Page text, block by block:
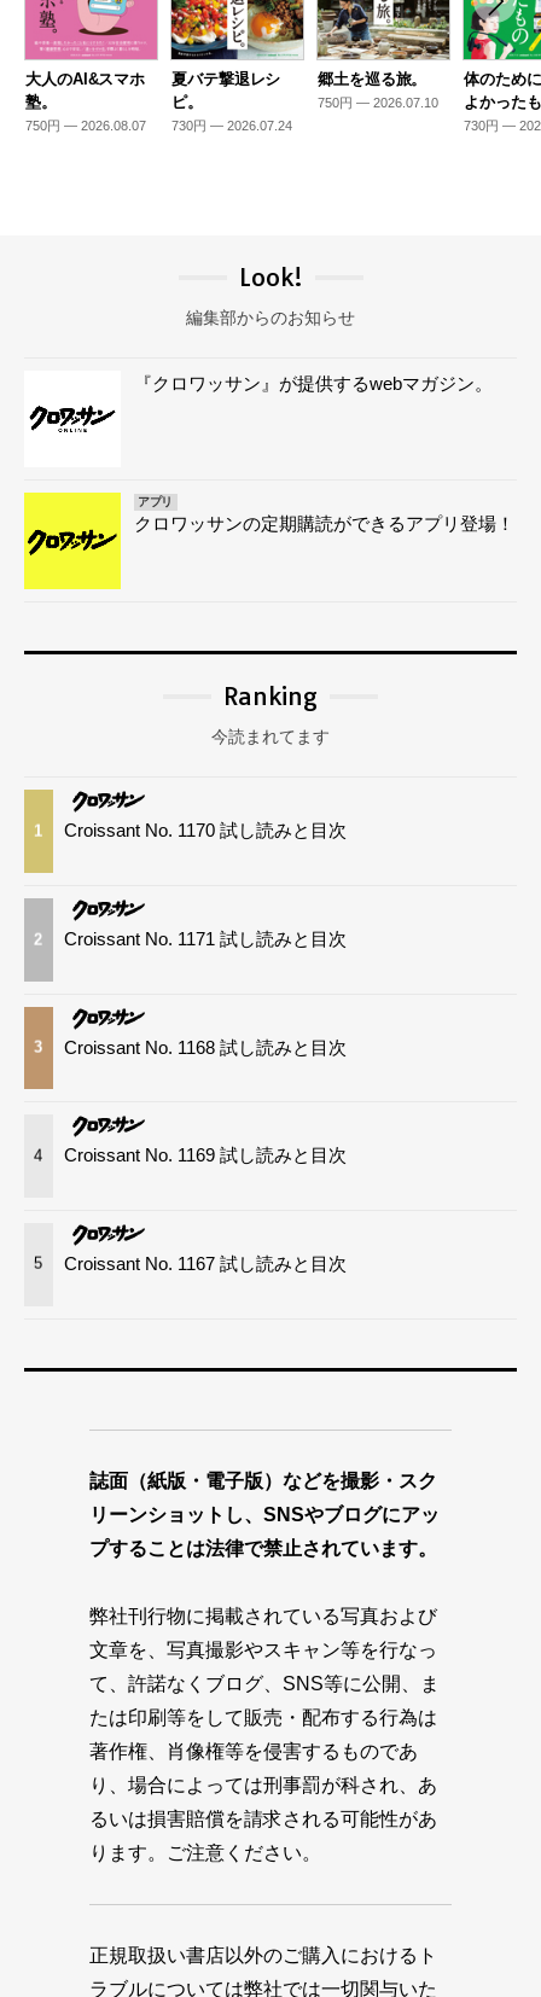
大人のAI&スマホ
塾。
750円 — 2026.08.07
夏バテ撃退レシ
ピ。
730円 — 2026.07.24
郷土を巡る旅。
750円 — 2026.07.10
体のため
よかった
730円 —
Look!
編集部からのお知らせ
『クロワッサン』が提供するwebマガジン。
アプリ
クロワッサンの定期購読ができるアプリ登場！
Ranking
今読まれてます
1 Croissant No. 1170 試し読みと目次
2 Croissant No. 1171 試し読みと目次
3 Croissant No. 1168 試し読みと目次
4 Croissant No. 1169 試し読みと目次
5 Croissant No. 1167 試し読みと目次
誌面（紙版・電子版）などを撮影・スク
リーンショットし、SNSやブログにアッ
プすることは法律で禁止されています。
弊社刊行物に掲載されている写真および
文章を、写真撮影やスキャン等を行なっ
て、許諾なくブログ、SNS等に公開、ま
たは印刷等をして販売・配布する行為は
著作権、肖像権等を侵害するものであ
り、場合によっては刑事罰が科され、あ
るいは損害賠償を請求される可能性があ
ります。ご注意ください。
正規取扱い書店以外のご購入におけるト
ラブルについては弊社では一切関与いた